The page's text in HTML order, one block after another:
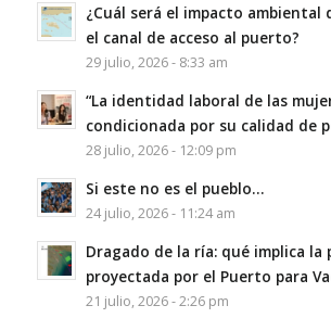
¿Cuál será el impacto
el canal de acceso al puerto?
29 julio, 2026 - 8:33 am
“La identidad laboral de las
condicionada por su calidad de
28 julio, 2026 - 12:09 pm
Si este no es el pueblo…
24 julio, 2026 - 11:24 am
Dragado de la ría: qué implica
proyectada por el Puerto para
21 julio, 2026 - 2:26 pm